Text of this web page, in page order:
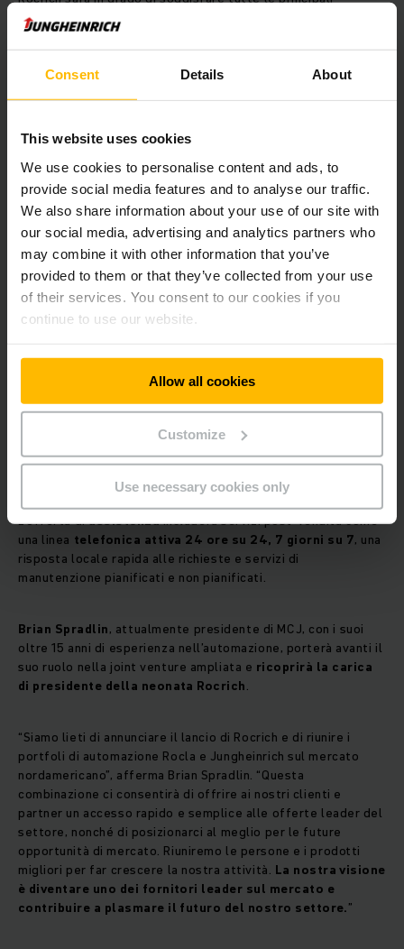
Consent Details About
This website uses cookies
We use cookies to personalise content and ads, to
provide social media features and to analyse our traffic.
We also share information about your use of our site with
our social media, advertising and analytics partners who
may combine it with other information that you’ve
provided to them or that they’ve collected from your use
of their services. You consent to our cookies if you
continue to use our website.
Allow all cookies
Customize
Use necessary cookies only
esigenze dei clienti. L'offerta per il mercato nordamericano
si baserà sull’esperienza di Rocla e Jungheinrich nel settore
AGV e il cui know-how è in continuo sviluppo negli ultimi
decenni. Rocrich, a sua volta, utilizzerà queste soluzioni
Rafforzamento delle capacità locali con il
supporto della più grande rete di vendita del
Nord America
Per diventare un partner ancora più forte per il mercato,
Rocrich amplierà la propria organizzazione
nordamericana e rafforzerà ulteriormente le proprie
capacità locali. Come parte della strategia, vengono
inoltre ampliate le competenze nei settori della vendita,
messa in servizio, installazione e assistenza clienti. Allo
Jungheinrich e Rocla per migliorare ulteriormente il servizio
clienti e l’esperienza dei clienti esistenti nella regione.
con oltre 570 partner del canale Logisnext
in tutto il Nord America, Rocrich offrirà la proposta di
maggior valore per il settore,con una copertura locale e
regionale senza pari. L’ampia rete di vendita
L’offerta diassistenzaincluderà servizi post-vendita come
una linea telefonica attiva 24 ore su 24, 7 giorni su 7, una
risposta locale rapida alle richieste e servizi di
manutenzione pianificati e non pianificati.
Brian Spradlin, attualmente presidente di MCJ, con i suoi
oltre 15 anni di esperienza nell’automazione, porterà avanti il
suo ruolo nella joint venture ampliata e ricoprirà la carica
di presidente della neonata Rocrich.
“Siamo lieti di annunciare il lancio di Rocrich e di riunire i
portfoli di automazione Rocla e Jungheinrich sul mercato
nordamericano”, afferma Brian Spradlin. “Questa
combinazione ci consentirà di offrire ai nostri clienti e
partner un accesso rapido e semplice alle offerte leader del
settore, nonché di posizionarci al meglio per le future
opportunità di mercato. Riuniremo le persone e i prodotti
migliori per far crescere la nostra attività. La nostra visione
è diventare uno dei fornitori leader sul mercato e
contribuire a plasmare il futuro del nostro settore.”